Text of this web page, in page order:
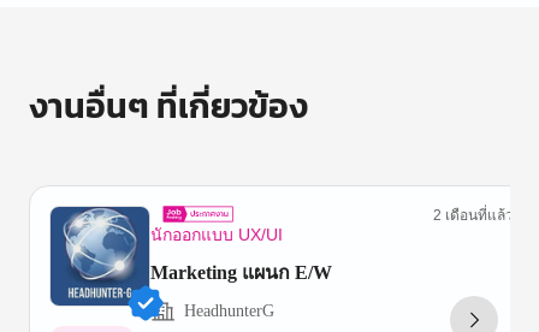
งานอื่นๆ ที่เกี่ยวข้อง
นักออกแบบ UX/UI
2 เดือนที่แล้ว
Marketing แผนก E/W
HeadhunterG